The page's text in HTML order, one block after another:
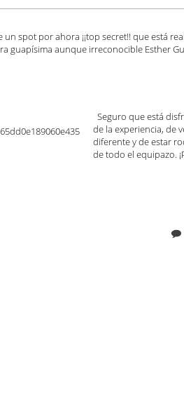
spot por ahora ¡¡top secret!! que está
guapísima aunque irreconocible Esther
Seguro que está
de la experiencia, de
diferente y de estar
de todo el equipazo.